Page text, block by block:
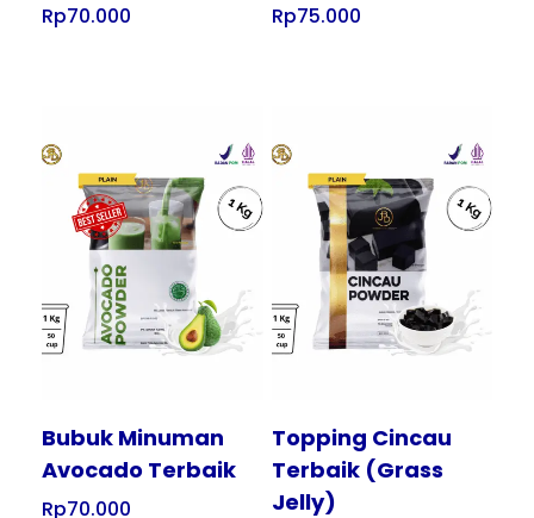
Rp70.000 Rp75.000
Tampilkan
Bubuk Minuman
Avocado Terbaik
Rp70.000
Topping Cincau
Terbaik (Grass
Jelly)